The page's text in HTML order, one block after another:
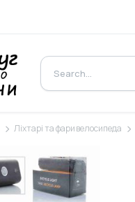
Ліхтарі та фари велосипеда